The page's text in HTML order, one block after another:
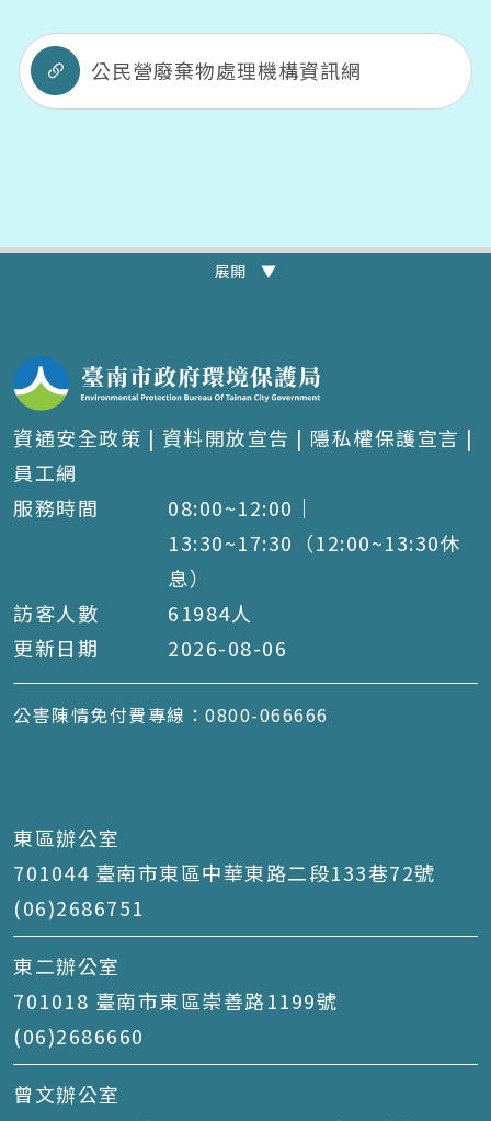
公民營廢棄物處理機構資訊網
展開 ▼
資通安全政策 | 資料開放宣告 | 隱私權保護宣言 |
員工網
服務時間
08:00~12:00｜
13:30~17:30（12:00~13:30休
息）
訪客人數
61984人
更新日期
2026-08-06
公害陳情免付費專線：0800-066666
東區辦公室
701044 臺南市東區中華東路二段133巷72號
(06)2686751
東二辦公室
701018 臺南市東區崇善路1199號
(06)2686660
曾文辦公室